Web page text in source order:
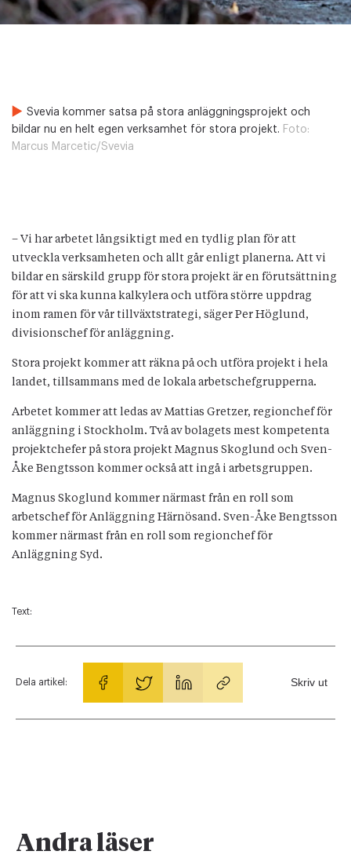
Svevia kommer satsa på stora anläggningsprojekt och
bildar nu en helt egen verksamhet för stora projekt. Foto:
Marcus Marcetic/Svevia
– Vi har arbetet långsiktigt med en tydlig plan för att
utveckla verksamheten och allt går enligt planerna. Att vi
bildar en särskild grupp för stora projekt är en förutsättning
för att vi ska kunna kalkylera och utföra större uppdrag
inom ramen för vår tillväxtstrategi, säger Per Höglund,
divisionschef för anläggning.
Stora projekt kommer att räkna på och utföra projekt i hela
landet, tillsammans med de lokala arbetschefgrupperna.
Arbetet kommer att ledas av Mattias Gretzer, regionchef för
anläggning i Stockholm. Två av bolagets mest kompetenta
projektchefer på stora projekt Magnus Skoglund och Sven-
Åke Bengtsson kommer också att ingå i arbetsgruppen.
Magnus Skoglund kommer närmast från en roll som
arbetschef för Anläggning Härnösand. Sven-Åke Bengtsson
kommer närmast från en roll som regionchef för
Anläggning Syd.
Text:
Dela artikel: Skriv ut
Andra läser